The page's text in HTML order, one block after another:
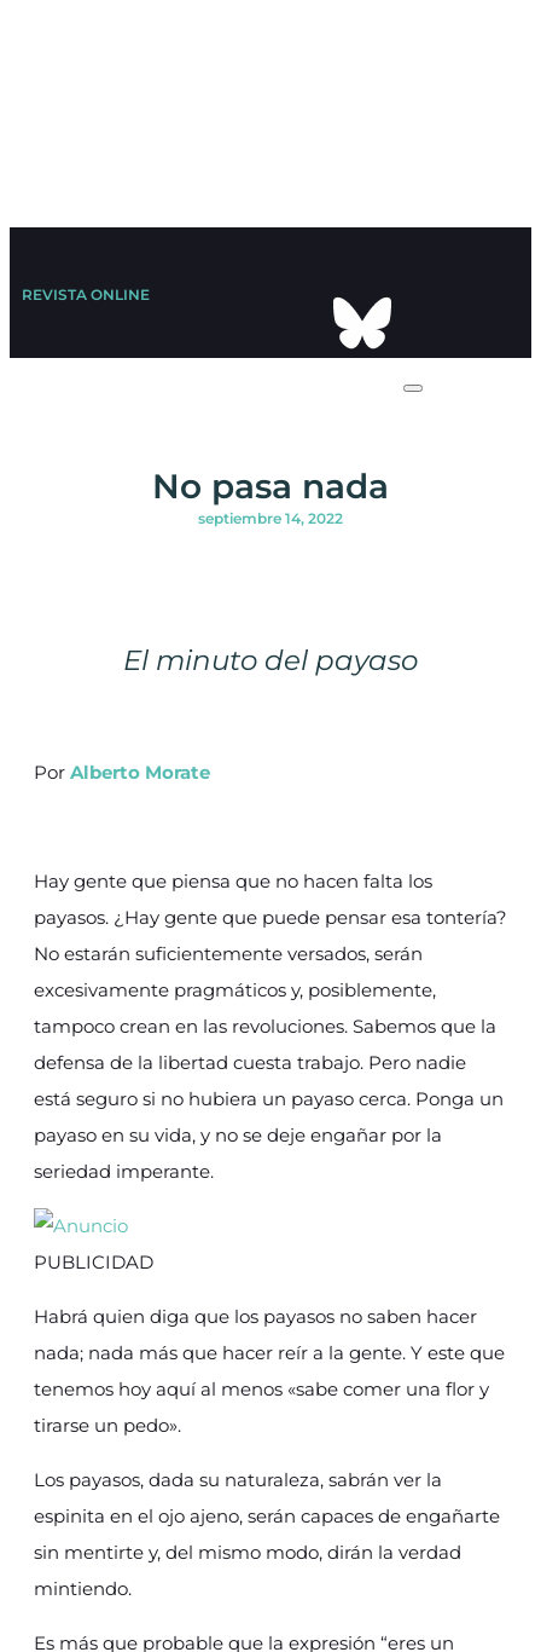
REVISTA ONLINE
No pasa nada
septiembre 14, 2022
El minuto del payaso
Por Alberto Morate
Hay gente que piensa que no hacen falta los
payasos. ¿Hay gente que puede pensar esa tontería?
No estarán suficientemente versados, serán
excesivamente pragmáticos y, posiblemente,
tampoco crean en las revoluciones. Sabemos que la
defensa de la libertad cuesta trabajo. Pero nadie
está seguro si no hubiera un payaso cerca. Ponga un
payaso en su vida, y no se deje engañar por la
seriedad imperante.
PUBLICIDAD
Habrá quien diga que los payasos no saben hacer
nada; nada más que hacer reír a la gente. Y este que
tenemos hoy aquí al menos «sabe comer una flor y
tirarse un pedo».
Los payasos, dada su naturaleza, sabrán ver la
espinita en el ojo ajeno, serán capaces de engañarte
sin mentirte y, del mismo modo, dirán la verdad
mintiendo.
Es más que probable que la expresión “eres un